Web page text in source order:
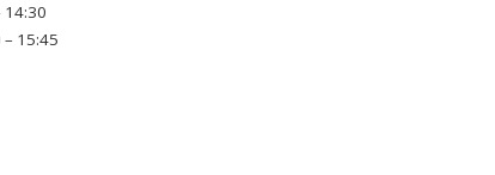
14:30
15:45